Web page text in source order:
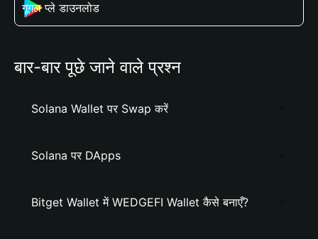
गूगल प्ले डाउनलोड
बार-बार पूछे जाने वाले प्रश्न
Solana Wallet पर Swap करें
Solana पर DApps
Bitget Wallet में WEDGEFI Wallet कैसे बनाएँ?